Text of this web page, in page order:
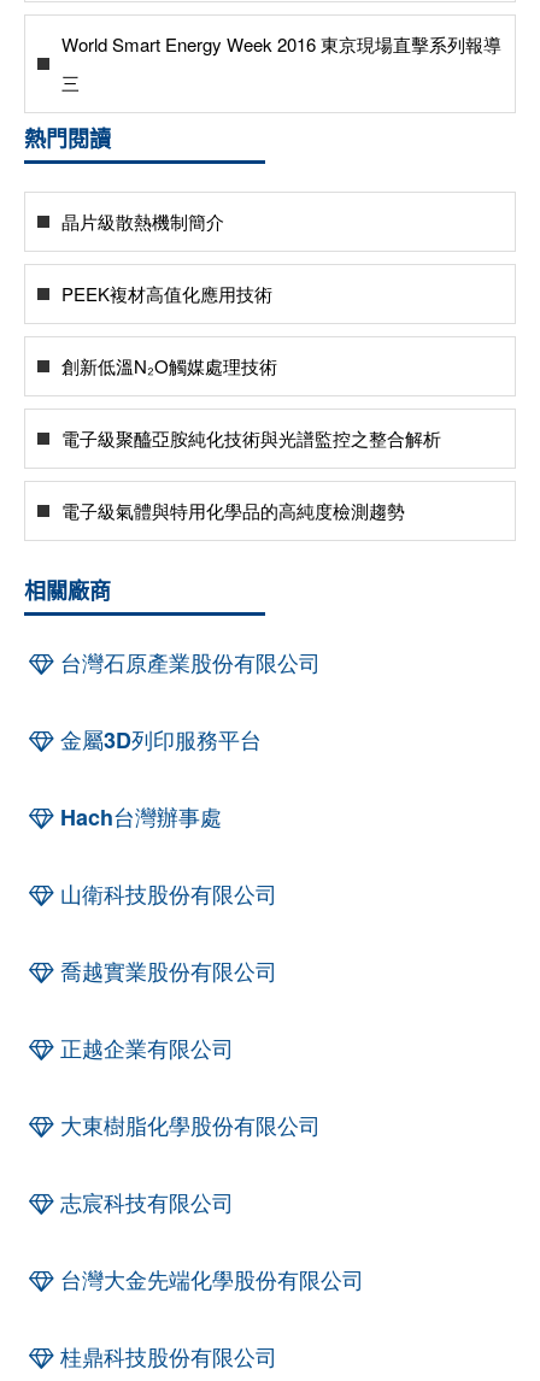
World Smart Energy Week 2016 東京現場直擊系列報導
三
熱門閱讀
晶片級散熱機制簡介
PEEK複材高值化應用技術
創新低溫N₂O觸媒處理技術
電子級聚醯亞胺純化技術與光譜監控之整合解析
電子級氣體與特用化學品的高純度檢測趨勢
相關廠商
台灣石原產業股份有限公司
金屬3D列印服務平台
Hach台灣辦事處
山衛科技股份有限公司
喬越實業股份有限公司
正越企業有限公司
大東樹脂化學股份有限公司
志宸科技有限公司
台灣大金先端化學股份有限公司
桂鼎科技股份有限公司